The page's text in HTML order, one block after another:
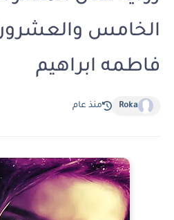
فاطمه ابراهيم
Roka منذ عام